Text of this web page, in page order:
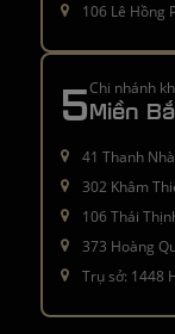
106 Lê Hồng
5Chi nhánh
Miền
41 Thanh
302 Khâm
106 Thái
373 Hoàng
Trụ sở: 1448